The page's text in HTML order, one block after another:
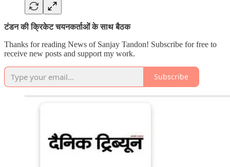
टंडन की क्रिकेट चयनकर्ताओं के साथ बैठक
Thanks for reading News of Sanjay Tandon! Subscribe for free to
receive new posts and support my work.
Subscribe